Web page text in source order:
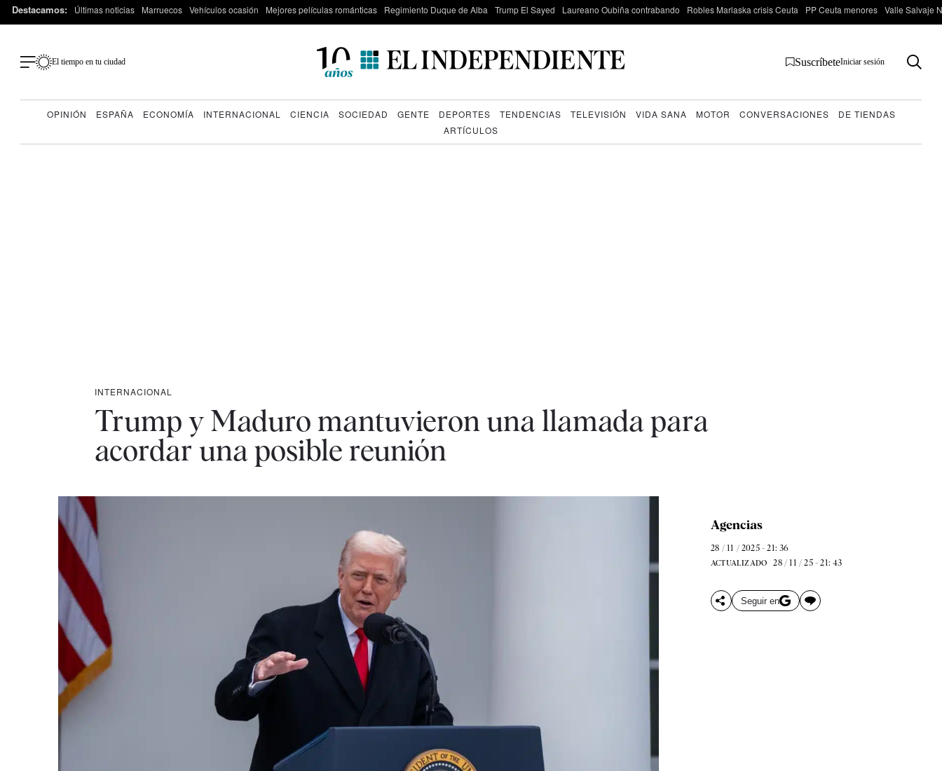
Destacamos: Últimas noticias Marruecos Vehículos ocasión Mejores películas románticas Regimiento Duque de Alba Trump El Sayed Laureano Oubiña contrabando Robles Marlaska crisis Ceuta PP Ceuta menores Valle Salvaje
El tiempo en tu ciudad SuscríbeteIniciar sesión
OPINIÓN ESPAÑA ECONOMÍA INTERNACIONAL CIENCIA SOCIEDAD GENTE DEPORTES TENDENCIAS TELEVISIÓN VIDA SANA MOTOR CONVERSACIONES
DE TIENDAS
ARTÍCULOS
INTERNACIONAL
Trump y Maduro mantuvieron una llamada para
acordar una posible reunión
Agencias
28 / 11 / 2025 - 21: 36
ACTUALIZADO 28 / 11 / 25 - 21: 43
Seguir en